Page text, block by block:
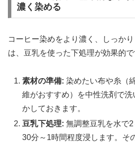
濃く染める
コーヒー染めをより濃く、しっか
は、豆乳を使った下処理が効果的で
素材の準備: 染めたい布や糸（
維がおすすめ）を中性洗剤で
かしておきます。
豆乳下処理: 無調整豆乳を水で
30分～1時間程度浸します。そ